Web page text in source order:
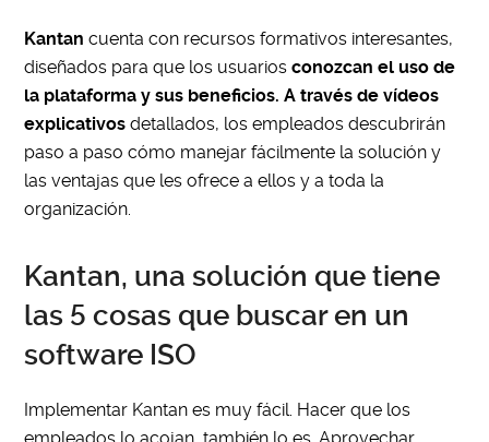
Kantancuenta con recursos formativos interesantes,
diseñados para que los usuarios conozcan el uso de
la plataforma y sus beneficios. A través de vídeos
explicativosdetallados, los empleados descubrirán
paso a paso cómo manejar fácilmente la solución y
las ventajas que les ofrece a ellos y a toda la
organización.
Kantan, una solución que tiene
las 5 cosas que buscar en un
software ISO
Implementar Kantan es muy fácil. Hacer que los